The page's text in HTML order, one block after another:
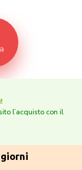
l’acquisto con il